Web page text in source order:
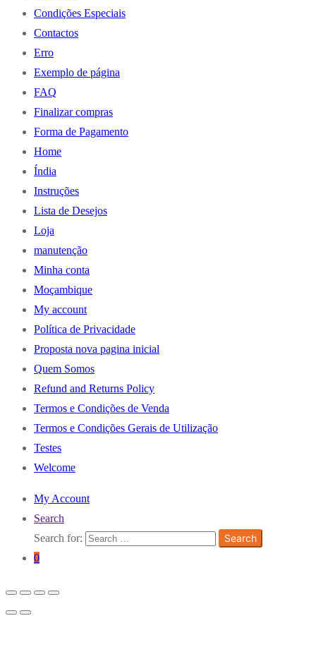
Condições Especiais
Contactos
Erro
Exemplo de página
FAQ
Finalizar compras
Forma de Pagamento
Home
Índia
Instruções
Lista de Desejos
Loja
manutenção
Minha conta
Moçambique
My account
Política de Privacidade
Proposta nova pagina inicial
Quem Somos
Refund and Returns Policy
Termos e Condições de Venda
Termos e Condições Gerais de Utilização
Testes
Welcome
My Account
Search
Search for:
Search
0